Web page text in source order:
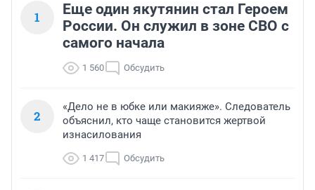
1
Еще один якутянин стал Героем
России. Он служил в зоне СВО с
самого начала
1 560 Обсудить
2
«Дело не в юбке или макияже». Следователь
объяснил, кто чаще становится жертвой
изнасилования
1 417 Обсудить